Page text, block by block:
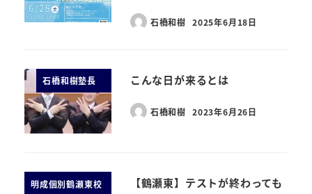
石橋和樹 2025年6月18日
石橋和樹塾長 こんな日が来るとは
石橋和樹 2023年6月26日
明成個別鶴瀬東校
【鶴瀬東】テストが終わっても